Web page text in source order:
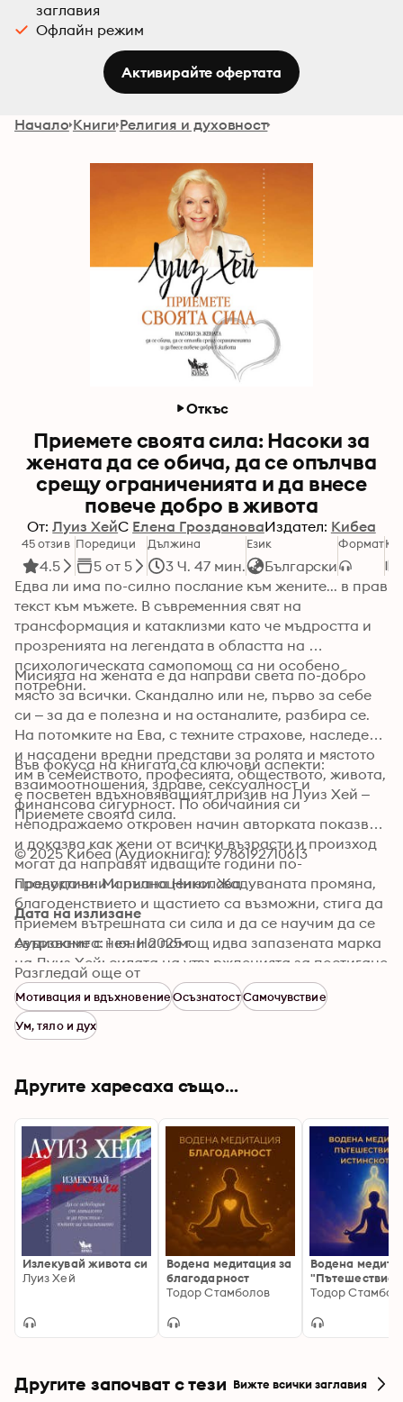
заглавия
Офлайн режим
Активирайте офертата
Начало Книги Религия и духовност
Откъс
Приемете своята сила: Насоки за
жената да се обича, да се опълчва
срещу ограниченията и да внесе
повече добро в живота
От: Луиз ХейС Елена ГроздановаИздател: Кибеа
45 отзив
4.5
Поредици
5 от 5
Дължина
3 Ч. 47 мин.
Език
Български
Формат
Едва ли има по-силно послание към жените... в прав
текст към мъжете. В съвременния свят на
трансформация и катаклизми като че мъдростта и
прозренията на легендата в областта на
психологическата самопомощ са ни особено
потребни.
Мисията на жената е да направи света по-добро
място за всички. Скандално или не, първо за себе
си – за да е полезна и на останалите, разбира се.
На потомките на Ева, с техните страхове, наследени
и насадени вредни представи за ролята и мястото
им в семейството, професията, обществото, живота,
е посветен вдъхновяващият призив на Луиз Хей –
Приемете своята сила.
Във фокуса на книгата са ключови аспекти:
взаимоотношения, здраве, сексуалност и
финансова сигурност. По обичайния си
неподражаемо откровен начин авторката показва
и доказва как жени от всички възрасти и произход
могат да направят идващите години по-
продуктивни и пълноценни. Жадуваната промяна,
благоденствието и щастието са възможни, стига да
приемем вътрешната си сила и да се научим да се
свързваме с нея. На помощ идва запазената марка
на Луиз Хей: силата на утвържденията за постигане
на положителни промени.
© 2025 Кибеа (Аудиокнига): 9786192710613
Преводачи: Мариана Николова
Дата на излизане
Аудиокнига: 1 юни 2025 г.
Разгледай още от
Мотивация и вдъхновениеОсъзнатостСамочувствие
Ум, тяло и дух
Другите харесаха също...
Излекувай живота си
Луиз Хей
Водена медитация за
благодарност
Тодор Стамболов
Водена
"Пътешествие
истинското Аз"
Тодор
Другите започват с тези Вижте всички заглавия